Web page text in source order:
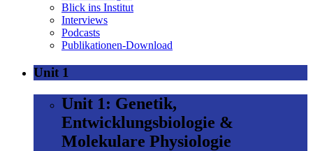
Blick ins Institut
Interviews
Podcasts
Publikationen-Download
Unit 1
Unit 1: Genetik,
Entwicklungsbiologie &
Molekulare Physiologie